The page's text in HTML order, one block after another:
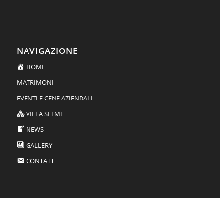
NAVIGAZIONE
HOME
MATRIMONI
EVENTI E CENE AZIENDALI
VILLA SELMI
NEWS
GALLERY
CONTATTI